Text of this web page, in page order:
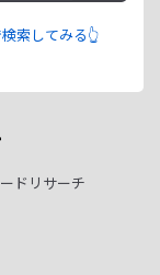
索してみる👆
ドリサーチ